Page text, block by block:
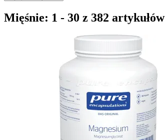
Mięśnie: 1 - 30 z 382 artykułów